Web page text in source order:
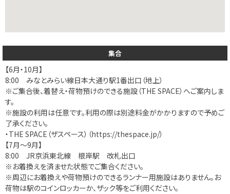
集合
【6月・10月】
8:00 みなとみらい線日本大通り駅1番出口（地上）
※ご集合後、着替え・荷物預けのできる施設（THE SPACE）へご案内しま
す。
※施設の利用は任意です。利用の際は別途料金がかかりますので予めご
了承ください。
・THE SPACE（ザスペース）（https://thespace.jp/）
【7月～9月】
8:00 JR京浜東北線 根岸駅 改札出口
※お着換えを済ませた状態でご集合ください。
※周辺にお着換えや荷物預けのできるランナー用施設はありません。お
荷物は駅のコインロッカーか、ザック等をご利用ください。